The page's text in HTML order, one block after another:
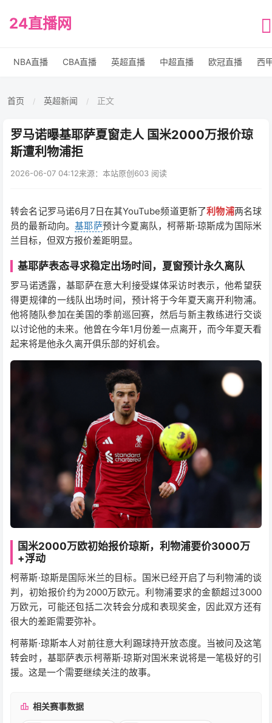
24直播网
NBA直播 CBA直播 英超直播 中超直播 欧冠直播 西
首页 / 英超新闻 / 正文
罗马诺曝基耶萨夏窗走人 国米2000万报价琼
斯遭利物浦拒
2026-06-07 04:12来源：本站原创603 阅读
转会名记罗马诺6月7日在其YouTube频道更新了利物浦两名球
员的最新动向。基耶萨预计今夏离队，柯蒂斯·琼斯成为国际米
兰目标，但双方报价差距明显。
基耶萨表态寻求稳定出场时间，夏窗预计永久离队
罗马诺透露，基耶萨在意大利接受媒体采访时表示，他希望获
得更规律的一线队出场时间，预计将于今年夏天离开利物浦。
他将随队参加在美国的季前巡回赛，然后与新主教练进行交谈
以讨论他的未来。他曾在今年1月份差一点离开，而今年夏天看
起来将是他永久离开俱乐部的好机会。
国米2000万欧初始报价琼斯，利物浦要价3000万
+浮动
柯蒂斯·琼斯是国际米兰的目标。国米已经开启了与利物浦的谈
判，初始报价约为2000万欧元。利物浦要求的金额超过3000
万欧元，可能还包括二次转会分成和表现奖金，因此双方还有
很大的差距需要弥补。
柯蒂斯·琼斯本人对前往意大利踢球持开放态度。当被问及这笔
转会时，基耶萨表示柯蒂斯·琼斯对国米来说将是一笔极好的引
援。这是一个需要继续关注的故事。
相关赛事数据